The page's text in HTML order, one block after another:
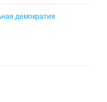
демократия